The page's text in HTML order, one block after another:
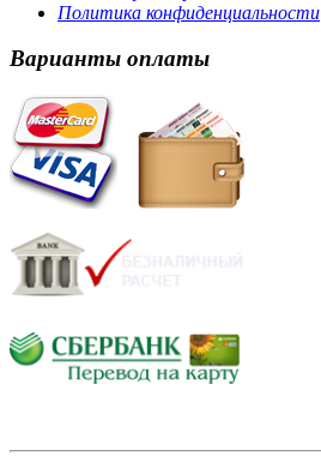
Политика конфиденциальности
Варианты оплаты